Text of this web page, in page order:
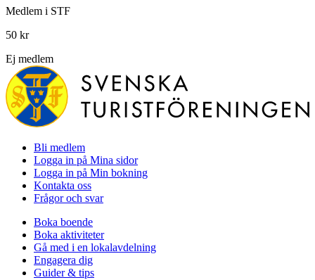
Medlem i STF
50 kr
Ej medlem
Bli medlem
Logga in på Mina sidor
Logga in på Min bokning
Kontakta oss
Frågor och svar
Boka boende
Boka aktiviteter
Gå med i en lokalavdelning
Engagera dig
Guider & tips